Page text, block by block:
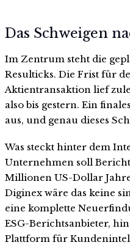
Das Schweigen
Im Zentrum steht die
Resulticks. Die Frist für
Aktientransaktion lief
also bis gestern. Ein
aus, und genau dieses
Was steckt hinter dem
Unternehmen soll
Millionen US-Dollar
Diginex wäre das keine
eine komplette
ESG-Berichtsanbieter,
Plattform für